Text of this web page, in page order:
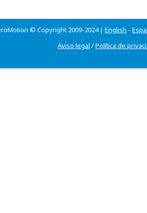
© Copyright 2009-2024 | English -
Aviso legal /Política de